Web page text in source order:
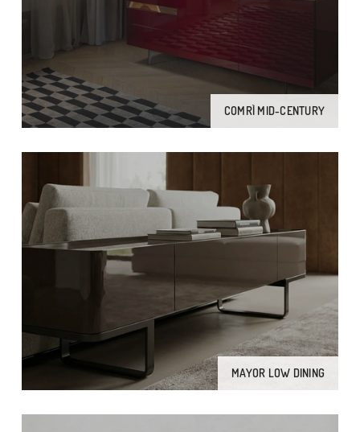
COMRÌ MID-CENTURY
MAYOR LOW DINING